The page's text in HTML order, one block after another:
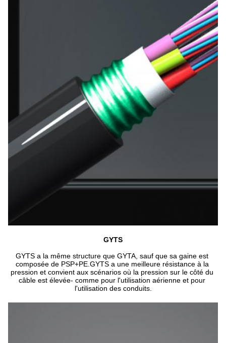
GYTS
GYTS a la même structure que GYTA, sauf que sa gaine est
composée de PSP+PE.GYTS a une meilleure résistance à la
pression et convient aux scénarios où la pression sur le côté du
câble est élevée- comme pour l'utilisation aérienne et pour
l'utilisation des conduits.